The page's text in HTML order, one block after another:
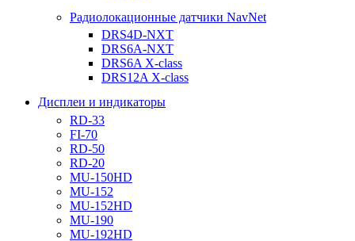
Радиолокационные датчики NavNet
DRS4D-NXT
DRS6A-NXT
DRS6A X-class
DRS12A X-class
Дисплеи и индикаторы
RD-33
FI-70
RD-50
RD-20
MU-150HD
MU-152
MU-152HD
MU-190
MU-192HD